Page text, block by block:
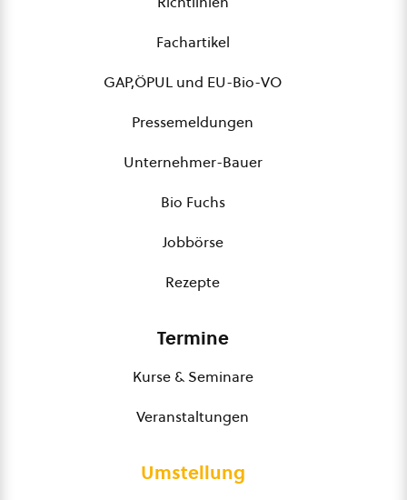
Fachartikel
GAP,ÖPUL und EU-Bio-VO
Pressemeldungen
Unternehmer-Bauer
Bio Fuchs
Jobbörse
Rezepte
Termine
Kurse & Seminare
Veranstaltungen
Umstellung